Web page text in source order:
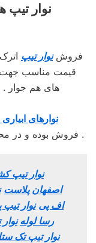
نوار تیپ
فروشنوار تیپ
قیمت مناسب جهت
های هم جوار .
نوارهای
فروش بوده و در محیطی کاملا مناسب انبار و توضیع می شود .
نوار تیپ
اصفهان پلاست
اف پی نوار
رسا لوله
نوار تیپ تک